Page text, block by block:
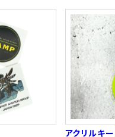
アクリルキ